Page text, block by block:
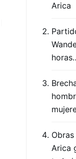
Arica
Arica